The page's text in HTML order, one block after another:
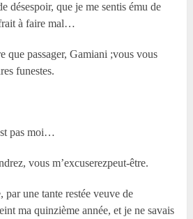
désespoir, que je me sentis ému de
à faire mal…
que passager, Gamiani ;vous vous
funestes.
pas moi…
vous m’excuserezpeut-être.
par une tante restée veuve de
ma quinzième année, et je ne savais